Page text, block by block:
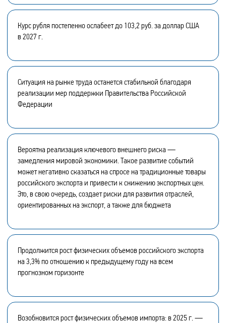
Курс рубля постепенно ослабеет до 103,2 руб. за доллар США
в 2027 г.
Ситуация на рынке труда останется стабильной благодаря
реализации мер поддержки Правительства Российской
Федерации
Вероятна реализация ключевого внешнего риска —
замедления мировой экономики. Такое развитие событий
может негативно сказаться на спросе на традиционные товары
российского экспорта и привести к снижению экспортных цен.
Это, в свою очередь, создает риски для развития отраслей,
ориентированных на экспорт, а также для бюджета
Продолжится рост физических объемов российского экспорта
на 3,3% по отношению к предыдущему году на всем
прогнозном горизонте
Возобновится рост физических объемов импорта: в 2025 г. —